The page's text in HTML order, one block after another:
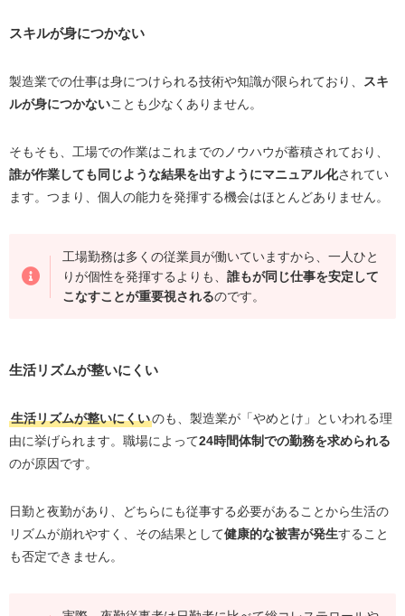
スキルが身につかない
製造業での仕事は身につけられる技術や知識が限られており、 スキ
ルが身につかないことも少なくありません。
そもそも、工場での作業はこれまでのノウハウが蓄積されており、
誰が作業しても同じような結果を出すようにマニュアル化されてい
ます。つまり、個人の能力を発揮する機会はほとんどありません。
工場勤務は多くの従業員が働いていますから、一人ひと
りが個性を発揮するよりも、誰もが同じ仕事を安定して
こなすことが重要視されるのです。
生活リズムが整いにくい
生活リズムが整いにくいのも、製造業が「やめとけ」といわれる理
由に挙げられます。職場によって24時間体制での勤務を求められる
のが原因です。
日勤と夜勤があり、どちらにも従事する必要があることから生活の
リズムが崩れやすく、その結果として健康的な被害が発生すること
も否定できません。